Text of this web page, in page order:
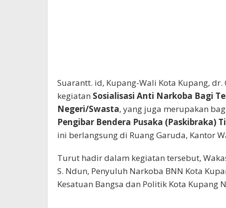
Suarantt. id, Kupang-Wali Kota Kupang,
kegiatan Sosialisasi Anti Narkoba Bagi
Negeri/Swasta, yang juga merupakan
Pengibar Bendera Pusaka (Paskibraka)
ini berlangsung di Ruang Garuda, Kantor
Turut hadir dalam kegiatan tersebut,
S. Ndun, Penyuluh Narkoba BNN Kota
Kesatuan Bangsa dan Politik Kota Kupang